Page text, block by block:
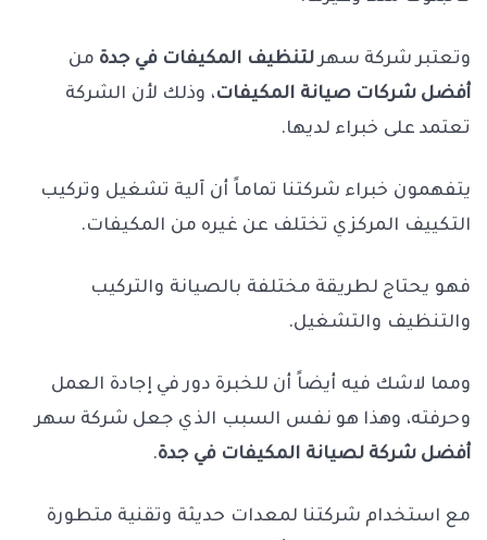
وتعتبر شركة سهرلتنظيف المكيفات في جدة من
أفضل شركات صيانة المكيفات، وذلك لأن الشركة
تعتمد على خبراء لديها.
يتفهمون خبراء شركتنا تماماً أن آلية تشغيل وتركيب
التكييف المركزي تختلف عن غيره من المكيفات.
فهو يحتاج لطريقة مختلفة بالصيانة والتركيب
والتنظيف والتشغيل.
ومما لاشك فيه أيضاً أن للخبرة دور في إجادة العمل
وحرفته، وهذا هو نفس السبب الذي جعل شركة سهر
أفضل شركة لصيانة المكيفات في جدة.
مع استخدام شركتنا لمعدات حديثة وتقنية متطورة